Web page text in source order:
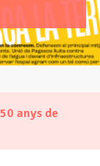
anys de